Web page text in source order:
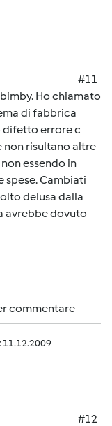
#11
Ho chiamato
di fabbrica
difetto errore c
non risultano altre
essendo in
spese. Cambiati
delusa dalla
avrebbe dovuto
commentare
11.12.2009
#12